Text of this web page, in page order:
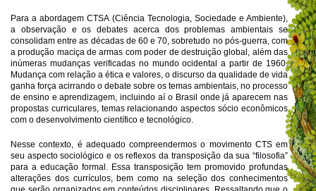
Para a abordagem CTSA (Ciência Tecnologia, Sociedade e Ambiente),
a observação e os debates acerca dos problemas ambientais se
consolidam entre as décadas de 60 e 70, sobretudo no pós-guerra, com
a produção maciça de armas com poder de destruição global, além das
inúmeras mudanças verificadas no mundo ocidental a partir de 1960.
Mudança com relação a ética e valores, o discurso da qualidade de vida
ganha força acirrando o debate sobre os temas ambientais, no processo
de ensino e aprendizagem, incluindo aí o Brasil onde já aparecem nas
propostas curriculares, temas relacionando aspectos sócio econômicos
com o desenvolvimento científico e tecnológico.
Nesse contexto, é adequado compreendermos o movimento CTS em
seu aspecto sociológico e os reflexos da transposição da sua “filosofia”
para a educação formal. Essa transposição tem promovido profundas
alterações dos currículos, bem como na seleção dos conhecimentos